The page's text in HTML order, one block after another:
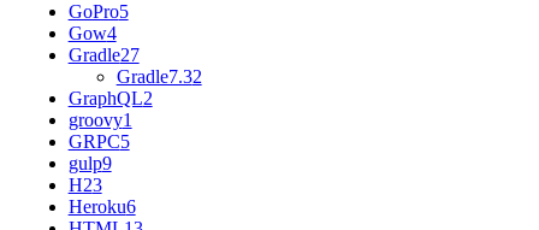
GoPro5
Gow4
Gradle27
Gradle7.32
GraphQL2
groovy1
GRPC5
gulp9
H23
Heroku6